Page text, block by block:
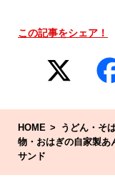
この記事をシェア！
HOME うどん・そ
物・おはぎの自家製あ
サンド